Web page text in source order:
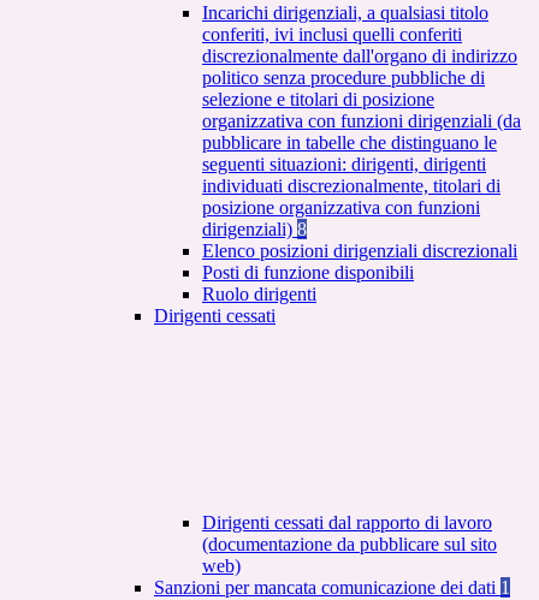
Incarichi dirigenziali, a qualsiasi titolo
conferiti, ivi inclusi quelli conferiti
discrezionalmente dall'organo di indirizzo
politico senza procedure pubbliche di
selezione e titolari di posizione
organizzativa con funzioni dirigenziali (da
pubblicare in tabelle che distinguano le
seguenti situazioni: dirigenti, dirigenti
individuati discrezionalmente, titolari di
posizione organizzativa con funzioni
dirigenziali) 8
Elenco posizioni dirigenziali discrezionali
Posti di funzione disponibili
Ruolo dirigenti
Dirigenti cessati
Dirigenti cessati dal rapporto di lavoro
(documentazione da pubblicare sul sito
web)
Sanzioni per mancata comunicazione dei dati 1